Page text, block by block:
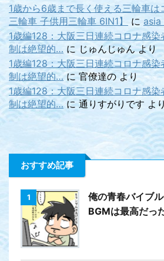
1歳から6歳まで長く使える三輪車は
三輪車 子供用三輪車 6IN1】
に
1歳編128：大阪三日連続コロナ感
制は絶望的… に じゅんじゅんより
1歳編128：大阪三日連続コロナ感
制は絶望的…に 官僚達の より
1歳編128：大阪三日連続コロナ感
制は絶望的…に通りすがりです より
おすすめ記事
1
俺の青春バイブ
BGMは最高だっ